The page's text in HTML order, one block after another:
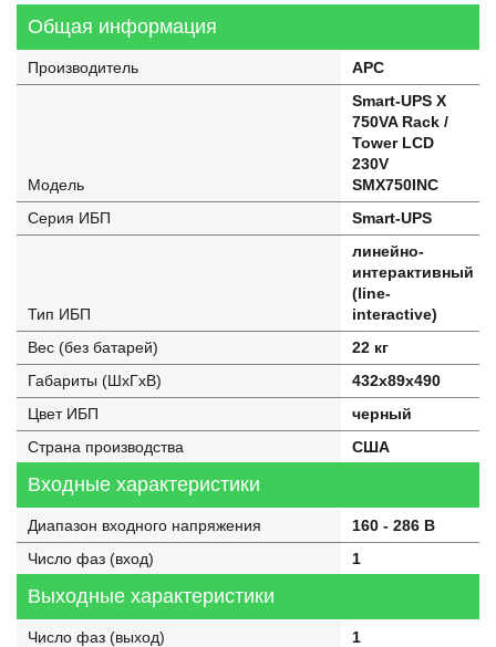
Общая информация
Производитель APC
Модель
Smart-UPS X
750VA Rack /
Tower LCD
230V
SMX750INC
Серия ИБП
Smart-UPS
Тип ИБП
линейно-
интерактивный
(line-
interactive)
Вес (без батарей)
22 кг
Габариты (ШхГхВ)
432x89x490
Цвет ИБП
черный
Страна производства
США
Входные характеристики
Диапазон входного напряжения
160 - 286 В
Число фаз (вход)
1
Выходные характеристики
Число фаз (выход) 1